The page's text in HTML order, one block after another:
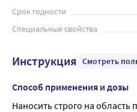
Срок годности
Специальные свойства
Инструкция Смотреть
Способ применения и дозы
Наносить строго на